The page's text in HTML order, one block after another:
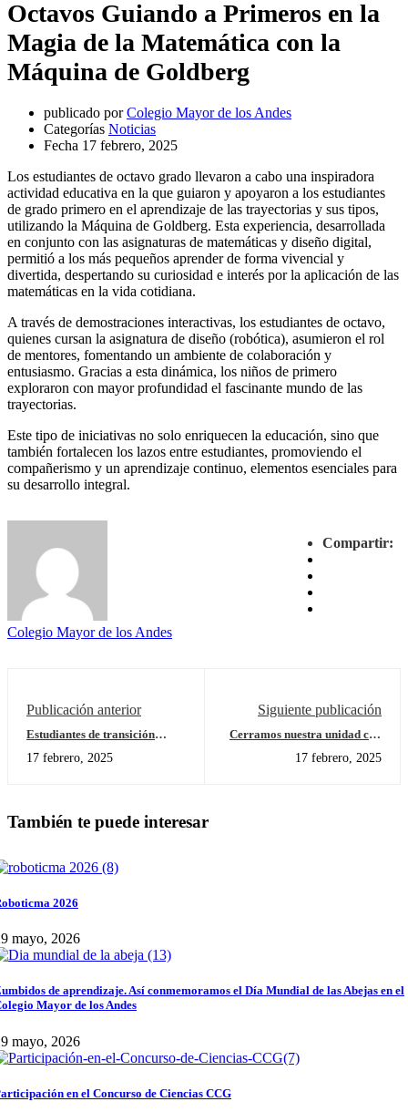
Octavos Guiando a Primeros en la
Magia de la Matemática con la
Máquina de Goldberg
publicado por Colegio Mayor de los Andes
Categorías Noticias
Fecha 17 febrero, 2025
Los estudiantes de octavo grado llevaron a cabo una inspiradora
actividad educativa en la que guiaron y apoyaron a los estudiantes
de grado primero en el aprendizaje de las trayectorias y sus tipos,
utilizando la Máquina de Goldberg. Esta experiencia, desarrollada
en conjunto con las asignaturas de matemáticas y diseño digital,
permitió a los más pequeños aprender de forma vivencial y
divertida, despertando su curiosidad e interés por la aplicación de las
matemáticas en la vida cotidiana.
A través de demostraciones interactivas, los estudiantes de octavo,
quienes cursan la asignatura de diseño (robótica), asumieron el rol
de mentores, fomentando un ambiente de colaboración y
entusiasmo. Gracias a esta dinámica, los niños de primero
exploraron con mayor profundidad el fascinante mundo de las
trayectorias.
Este tipo de iniciativas no solo enriquecen la educación, sino que
también fortalecen los lazos entre estudiantes, promoviendo el
compañerismo y un aprendizaje continuo, elementos esenciales para
su desarrollo integral.
Compartir:
Colegio Mayor de los Andes
Publicación anterior
Estudiantes de transición
mundo
17 febrero, 2025
Siguiente publicación
Cerramos nuestra unidad con
17 febrero, 2025
También te puede interesar
2026
mayo, 2026
de aprendizaje. Así conmemoramos el Día Mundial de las Abejas en el
Mayor de los Andes
mayo, 2026
en el Concurso de Ciencias CCG